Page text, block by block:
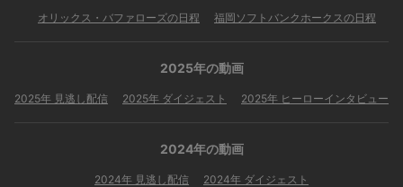
オリックス・バファローズの日程
福岡ソフトバンクホークスの日程
2025年の動画
2025年 見逃し配信 2025年 ダイジェスト 2025年 ヒーローインタビュー
2024年の動画
2024年 見逃し配信
2024年 ダイジェスト